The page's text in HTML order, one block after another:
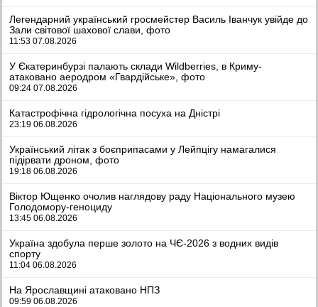
Легендарний український гросмейстер Василь Іванчук увійде до
Зали світової шахової слави, фото
11:53 07.08.2026
У Єкатеринбурзі палають склади Wildberries, в Криму-
атаковано аеродром «Гвардійське», фото
09:24 07.08.2026
Катастрофічна гідрологічна посуха на Дністрі
23:19 06.08.2026
Український літак з боєприпасами у Лейпцігу намагалися
підірвати дроном, фото
19:18 06.08.2026
Віктор Ющенко очолив наглядову раду Національного музею
Голодомору-геноциду
13:45 06.08.2026
Україна здобула перше золото на ЧЄ-2026 з водних видів
спорту
11:04 06.08.2026
На Ярославщині атаковано НПЗ
09:59 06.08.2026